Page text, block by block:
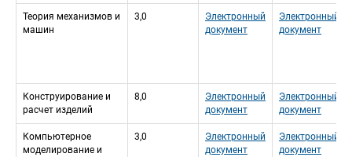
Теория механизмов и
машин
3,0
Электронный
документ
Электронный
документ
Конструирование и
расчет изделий
8,0
Электронный
документ
Электронный
документ
Компьютерное
моделирование и
3,0
Электронный
документ
Электронный
документ